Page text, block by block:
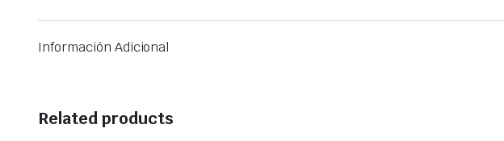
Información Adicional
Related products